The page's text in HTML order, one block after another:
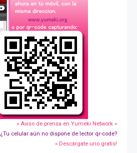
» Aviso de prensa en Yumeki Network »
¿Tu celular aún no dispone de lector qr-code?
» Descárgate uno gratis!